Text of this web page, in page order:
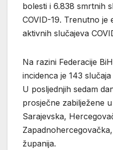
bolesti i 6.838 smrtnih
COVID-19. Trenutno je
aktivnih slučajeva
Na razini Federacije
incidenca je 143
U posljednjih sedam
prosječne zabilježene
Sarajevska,
županija.